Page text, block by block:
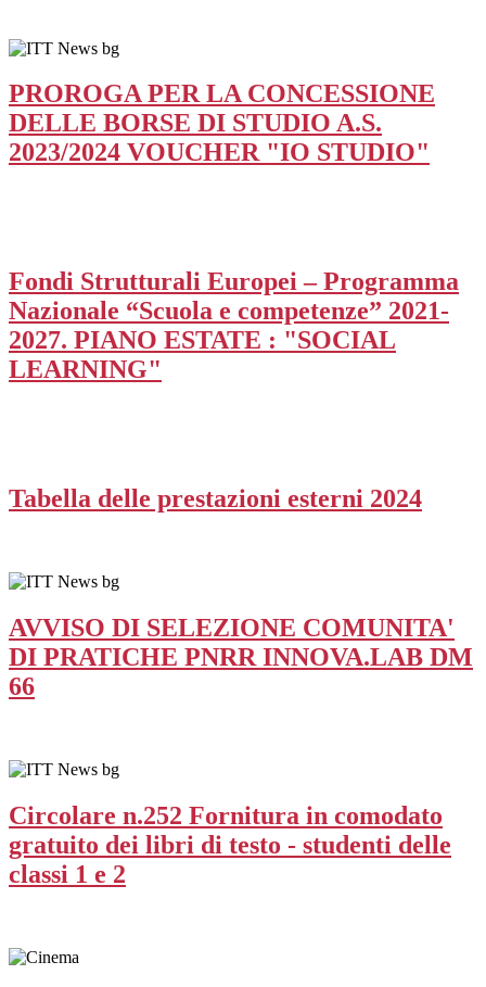
PROROGA PER LA CONCESSIONE
DELLE BORSE DI STUDIO A.S.
2023/2024 VOUCHER "IO STUDIO"
Fondi Strutturali Europei – Programma
Nazionale “Scuola e competenze” 2021-
2027. PIANO ESTATE : "SOCIAL
LEARNING"
Tabella delle prestazioni esterni 2024
AVVISO DI SELEZIONE COMUNITA'
DI PRATICHE PNRR INNOVA.LAB DM
66
Circolare n.252 Fornitura in comodato
gratuito dei libri di testo - studenti delle
classi 1 e 2